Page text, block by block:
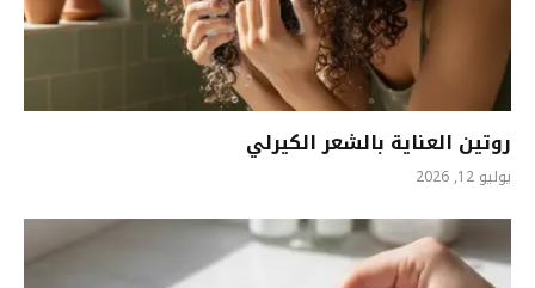
روتين العناية بالشعر الكيرلي
يوليو 12, 2026